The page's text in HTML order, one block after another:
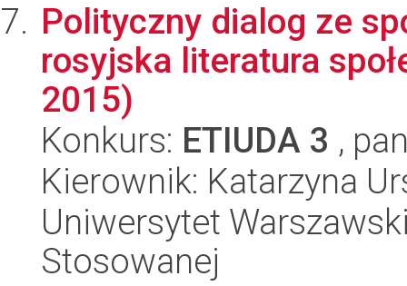
Polityczny dialog ze
rosyjska literatura
2015)
Konkurs: ETIUDA 3 ,
Kierownik: Katarzyna
Uniwersytet
Stosowanej